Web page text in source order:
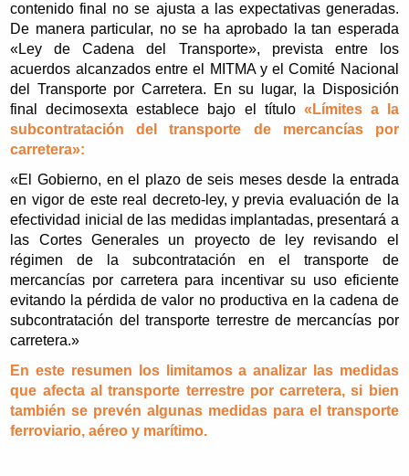
contenido final no se ajusta a las expectativas generadas.
De manera particular, no se ha aprobado la tan esperada
«Ley de Cadena del Transporte», prevista entre los
acuerdos alcanzados entre el MITMA y el Comité Nacional
del Transporte por Carretera. En su lugar, la Disposición
final decimosexta establece bajo el título «Límites a la
subcontratación del transporte de mercancías por
carretera»:
«El Gobierno, en el plazo de seis meses desde la entrada
en vigor de este real decreto-ley, y previa evaluación de la
efectividad inicial de las medidas implantadas, presentará a
las Cortes Generales un proyecto de ley revisando el
régimen de la subcontratación en el transporte de
mercancías por carretera para incentivar su uso eficiente
evitando la pérdida de valor no productiva en la cadena de
subcontratación del transporte terrestre de mercancías por
carretera.»
En este resumen los limitamos a analizar las medidas
que afecta al transporte terrestre por carretera, si bien
también se prevén algunas medidas para el transporte
ferroviario, aéreo y marítimo.